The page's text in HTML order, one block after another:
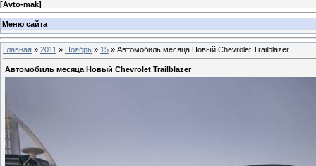
[Avto-mak]
Меню сайта
Главная » 2011 » Ноябрь » 15 » Автомобиль месяца Новый Chevrolet Trailblazer
Автомобиль месяца Новый Chevrolet Trailblazer